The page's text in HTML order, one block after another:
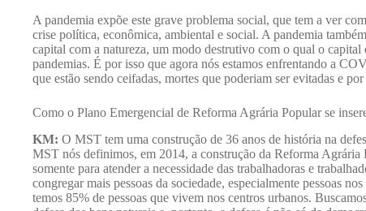
A pandemia expõe este grave problema social, que tem a ver
crise política, econômica, ambiental e social. A pandemia
capital com a natureza, um modo destrutivo com o qual o capital
pandemias. É por isso que agora nós estamos enfrentando a
que estão sendo ceifadas, mortes que poderiam ser evitadas e
Como o Plano Emergencial de Reforma Agrária Popular se
KM: O MST tem uma construção de 36 anos de história na
MST nós definimos, em 2014, a construção da Reforma Agrária
somente para atender a necessidade das trabalhadoras e
congregar mais pessoas da sociedade, especialmente pessoas
temos 85% de pessoas que vivem nos centros urbanos.